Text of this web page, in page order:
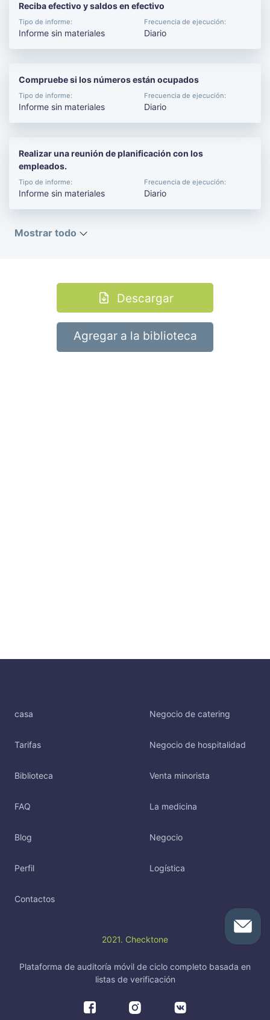
Reciba efectivo y saldos en efectivo
Tipo de informe:
Informe sin materiales
Frecuencia de ejecución:
Diario
Compruebe si los números están ocupados
Tipo de informe:
Informe sin materiales
Frecuencia de ejecución:
Diario
Realizar una reunión de planificación con los
empleados.
Tipo de informe:
Informe sin materiales
Frecuencia de ejecución:
Diario
Mostrar todo
Descargar
Agregar a la biblioteca
casa
Tarifas
Biblioteca
FAQ
Blog
Perfil
Contactos
Negocio de catering
Negocio de hospitalidad
Venta minorista
La medicina
Negocio
Logística
2021. Checktone
Plataforma de auditoría móvil de ciclo completo basada en
listas de verificación